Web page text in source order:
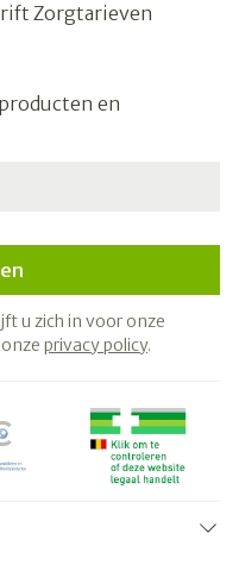
Zorgtarieven
en
u zich in voor onze
privacy policy.